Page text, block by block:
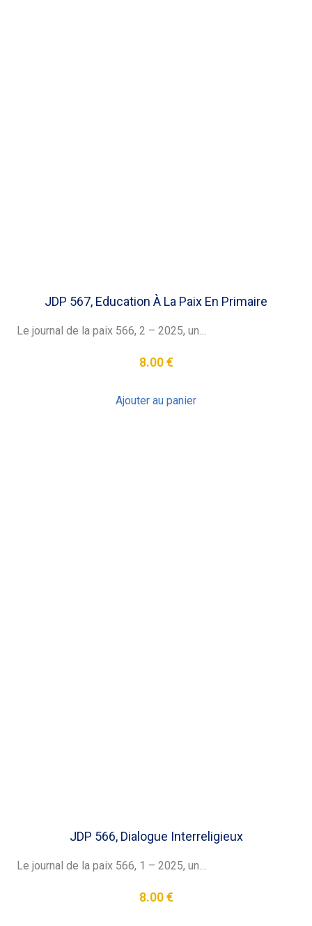
JDP 567, Education À La Paix En Primaire
Le journal de la paix 566, 2 – 2025, un…
8.00€
Ajouter au panier
JDP 566, Dialogue Interreligieux
Le journal de la paix 566, 1 – 2025, un…
8.00€